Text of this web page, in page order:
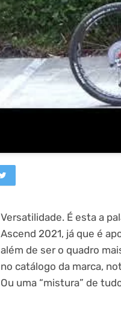
Versatilidade. É esta a
Ascend 2021, já que é
além de ser o quadro
no catálogo da marca,
Ou uma “mistura” de